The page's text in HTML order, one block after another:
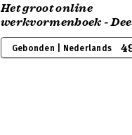
Het groot online
werkvormenboek -
Gebonden | Nederlands